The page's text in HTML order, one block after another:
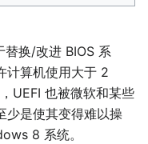
换/改进 BIOS 系
计算机使用大于 2
UEFI 也被微软和某些
少是使其变得难以操
8 系统。